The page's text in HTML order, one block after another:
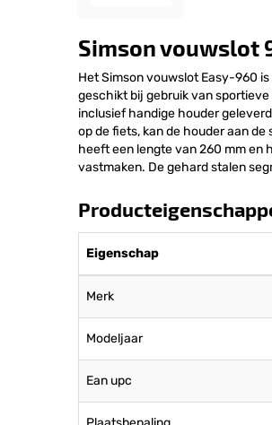
Simson vouwslot
Het Simson vouwslot Easy-960
geschikt bij gebruik van
inclusief handige houder
op de fiets, kan de houder aan
heeft een lengte van 260 mm en
vastmaken. De gehard stalen
Eigenschap
Merk
Modeljaar
Ean upc